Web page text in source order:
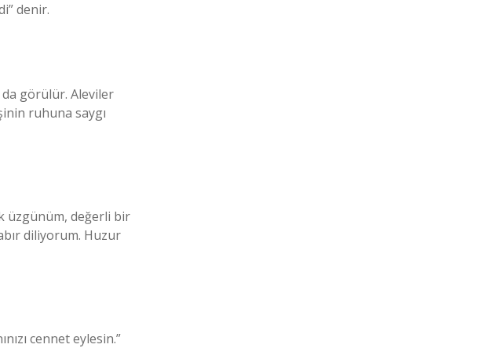
denir.
da görülür. Aleviler
ruhuna saygı
üzgünüm, değerli bir
diliyorum. Huzur
cennet eylesin.”